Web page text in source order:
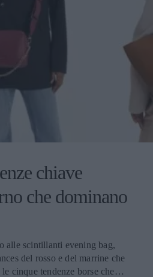
chiave
che dominano
alle scintillanti evening bag,
del rosso e del marrine che
cinque tendenze borse che